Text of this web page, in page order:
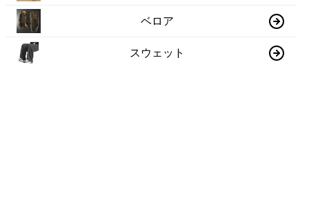
ベロア
スウェット